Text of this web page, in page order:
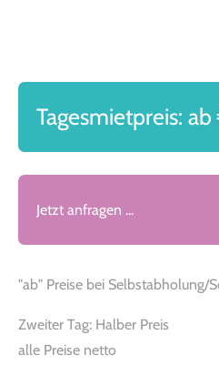
Tagesmietpreis:
Jetzt anfragen ...
"ab" Preise bei Selbstabholung/
Zweiter Tag: Halber Preis
alle Preise netto